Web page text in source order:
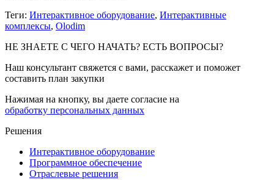
Теги: Интерактивное оборудование, Интерактивные
комплексы, Olodim
НЕ ЗНАЕТЕ С ЧЕГО НАЧАТЬ? ЕСТЬ ВОПРОСЫ?
Наш консультант свяжется с вами, расскажет и поможет
составить план закупки
Нажимая на кнопку, вы даете согласие на
обработку персональных данных
Решения
Интерактивное оборудование
Программное обеспечение
Отраслевые решения